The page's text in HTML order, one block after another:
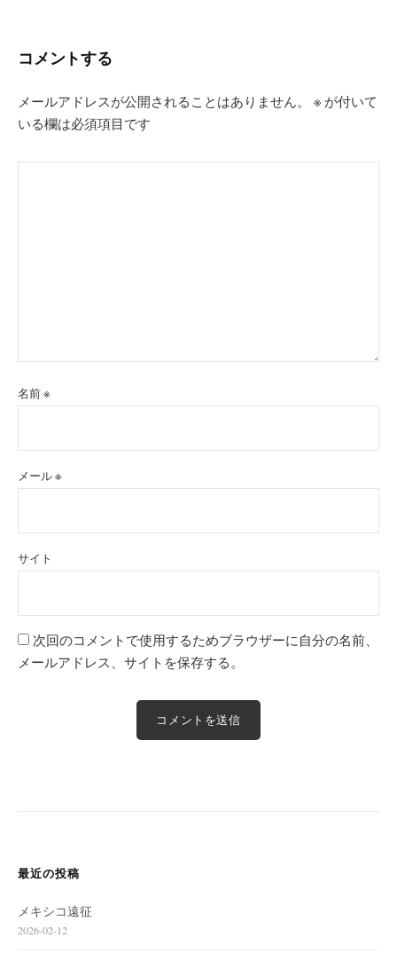
ョ
コメントする
メールアドレスが公開されることはありません。 ※ が付いて
いる欄は必須項目です
名前※
メール※
サイト
次回のコメントで使用するためブラウザーに自分の名前、
メールアドレス、サイトを保存する。
最近の投稿
メキシコ遠征
2026-02-12